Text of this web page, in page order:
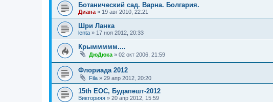
Ботанический сад. Варна. Болгария.
Диана » 19 авг 2010, 22:21
Шри Ланка
lenta » 17 ноя 2012, 20:33
Крыммммм....
ДюДюка » 02 окт 2006, 21:59
Флориада 2012
Fila » 29 апр 2012, 20:20
15th EOC, Будапешт-2012
Викторияя » 20 апр 2012, 15:59